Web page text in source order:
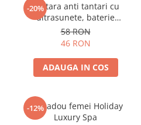
-20%
Bratara anti tantari cu
ultrasunete, baterie
reincarcabila 90mAh
58 RON
46 RON
ADAUGA IN COS
-12%
Set cadou femei Holiday
Luxury Spa